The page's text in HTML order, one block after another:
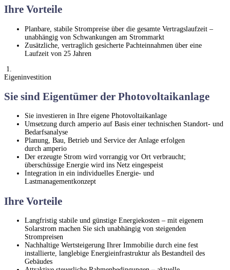
Ihre Vorteile
Planbare, stabile Strompreise über die gesamte Vertragslaufzeit –
unabhängig von Schwankungen am Strommarkt
Zusätzliche, vertraglich gesicherte Pachteinnahmen über eine
Laufzeit von 25 Jahren
1.
Eigeninvestition
Sie sind Eigentümer der Photovoltaikanlage
Sie investieren in Ihre eigene Photovoltaikanlage
Umsetzung durch amperio auf Basis einer technischen Standort- und
Bedarfsanalyse
Planung, Bau, Betrieb und Service der Anlage erfolgen
durch amperio
Der erzeugte Strom wird vorrangig vor Ort verbraucht;
überschüssige Energie wird ins Netz eingespeist
Integration in ein individuelles Energie- und
Lastmanagementkonzept
Ihre Vorteile
Langfristig stabile und günstige Energiekosten – mit eigenem
Solarstrom machen Sie sich unabhängig von steigenden
Strompreisen
Nachhaltige Wertsteigerung Ihrer Immobilie durch eine fest
installierte, langlebige Energieinfrastruktur als Bestandteil des
Gebäudes